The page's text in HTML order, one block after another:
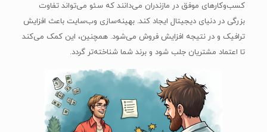
کسب‌وکارهای موفق در مازندران می‌دانند که سئو می‌تواند تفاوت
بزرگی در دنیای دیجیتال ایجاد کند. بهینه‌سازی وب‌سایت باعث افزایش
ترافیک و در نتیجه افزایش فروش می‌شود. همچنین، این کمک می‌کند
تا اعتماد مشتریان جلب شود و برند شما شناخته‌تر گردد.